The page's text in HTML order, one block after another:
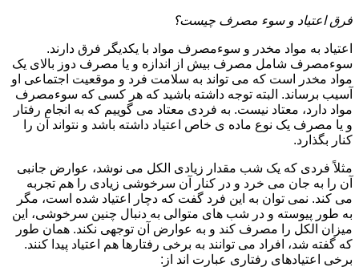
فرق اعتیاد و سوء مصرف چیست؟
اعتیاد به مواد مخدر و سوءمصرف مواد با یکدیگر فرق دارند.
سوءمصرف شامل مصرف بیش از اندازه و یا مصرف دوز بالای یک
مواد مخدر است که می تواند به سلامت فرد و موقعیت اجتماعی او
آسیب برساند. البته توجه داشته باشید که هر کسی که سوءمصرف
مواد دارد، معتاد نیست. به فردی معتاد می گوییم که به انجام رفتار
و یا مصرف یک نوع ماده ی خاص اعتیاد داشته باشد و نتواند آن را
کنار بگذارد.
مثلاً فردی که یک شب مقدار زیادی الکل می نوشد، عوارض جانبی
آن را به جان می خرد و در کنار آن سرخوشی زیادی را هم تجربه
می کند. نمی توان به این فرد گفت که دچار اعتیاد شده است، مگر
به طور پیوسته و در شب های متوالی به دنبال چنین سرخوشی، این
میزان الکل را مصرف کند و به عوارض آن توجهی نکند. همان طور
که گفته شد، افراد می توانند به برخی رفتارها هم اعتیاد پیدا کنند.
برخی اعتیادهای رفتاری عبارت اند از: